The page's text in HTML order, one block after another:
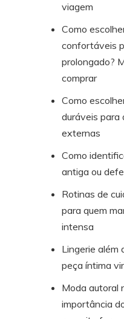
viagem
Como
confortáveis
prolongado?
comprar
Como
duráveis para
externas
Como
antiga ou
Rotinas de
para quem
intensa
Lingerie além
peça íntima
Moda autoral
importância